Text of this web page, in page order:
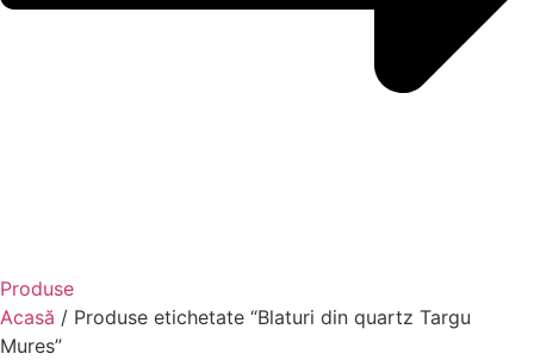
Produse
Acasă / Produse etichetate “Blaturi din quartz Targu
Mures”